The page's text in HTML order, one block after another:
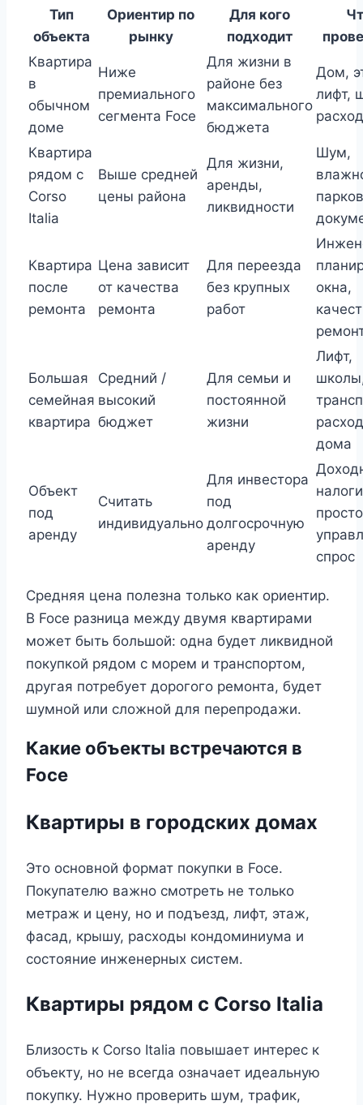
Тип
объекта
Ориентир по
рынку
Для кого
подходит
Квартира
в
обычном
доме
Ниже
премиального
сегмента Foce
Для жизни в
районе без
максимального
бюджета
Дом,
лифт,
Квартира
рядом с
Corso
Italia
Выше средней
цены района
Для жизни,
аренды,
ликвидности
Шум,
Квартира
после
ремонта
Цена зависит
от качества
ремонта
Для переезда
без крупных
работ
окна,
Большая
семейная
квартира
Средний /
высокий
бюджет
Для семьи и
постоянной
жизни
Лифт,
дома
Объект
под
аренду
Считать
индивидуально
Для инвестора
под
долгосрочную
аренду
спрос
Средняя цена полезна только как ориентир.
В Foce разница между двумя квартирами
может быть большой: одна будет ликвидной
покупкой рядом с морем и транспортом,
другая потребует дорогого ремонта, будет
шумной или сложной для перепродажи.
Какие объекты встречаются в
Foce
Квартиры в городских домах
Это основной формат покупки в Foce.
Покупателю важно смотреть не только
метраж и цену, но и подъезд, лифт, этаж,
фасад, крышу, расходы кондоминиума и
состояние инженерных систем.
Квартиры рядом с Corso Italia
Близость к Corso Italia повышает интерес к
объекту, но не всегда означает идеальную
покупку. Нужно проверить шум, трафик,